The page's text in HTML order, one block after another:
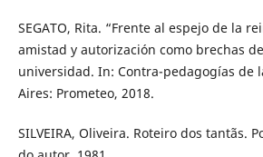
SEGATO, Rita. “Frente al espejo de la
amistad y autorización como brechas
universidad. In: Contra-pedagogías de
Aires: Prometeo, 2018.
SILVEIRA, Oliveira. Roteiro dos tantãs.